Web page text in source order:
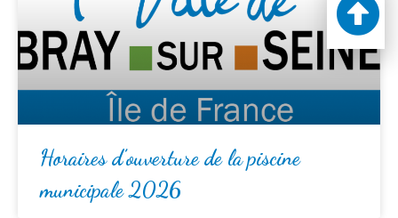
Horaires d’ouverture de la piscine
municipale 2026